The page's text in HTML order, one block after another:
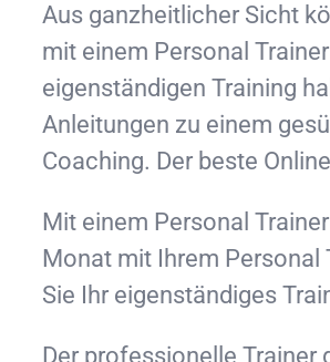
Aus ganzheitlicher Sicht
mit einem Personal
eigenständigen Training
Anleitungen zu einem
Coaching. Der beste
Mit einem Personal
Monat mit Ihrem Personal
Sie Ihr eigenständiges
Der professionelle Trainer